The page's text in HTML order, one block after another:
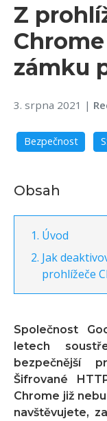
Z
zámku
3. srpna 2021 |
Bezpečnost
Obsah
Úvod
Jak
prohlížeče
Společnost
letech
bezpečnější
Šifrované
Chrome již
navštěvujete,